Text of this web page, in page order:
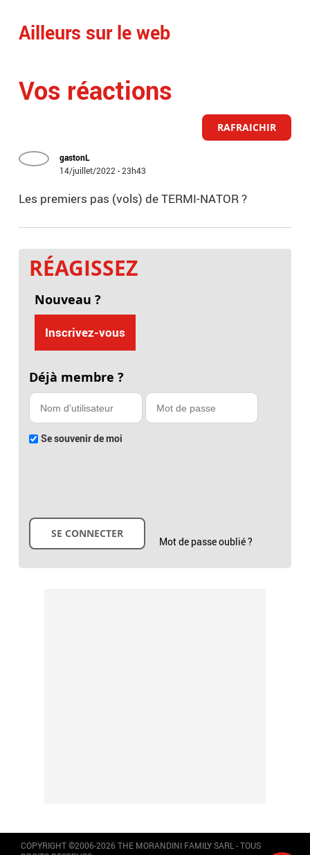
Ailleurs sur le web
Vos réactions
RAFRAICHIR
gastonL
14/juillet/2022 - 23h43
Les premiers pas (vols) de TERMI-NATOR ?
RÉAGISSEZ
Nouveau ?
Inscrivez-vous
Déjà membre ?
Se souvenir de moi
Mot de passe oublié ?
COPYRIGHT ©2006-2026 THE MORANDINI FAMILY SARL - TOUS